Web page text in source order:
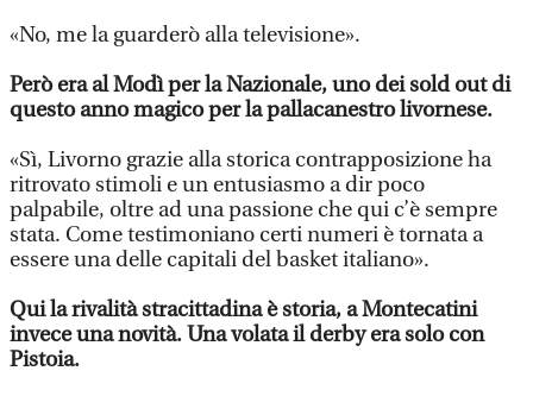
«No, me la guarderò alla televisione».
Però era al Modì per la Nazionale, uno dei sold out di
questo anno magico per la pallacanestro livornese.
«Sì, Livorno grazie alla storica contrapposizione ha
ritrovato stimoli e un entusiasmo a dir poco
palpabile, oltre ad una passione che qui c’è sempre
stata. Come testimoniano certi numeri è tornata a
essere una delle capitali del basket italiano».
Qui la rivalità stracittadina è storia, a Montecatini
invece una novità. Una volata il derby era solo con
Pistoia.